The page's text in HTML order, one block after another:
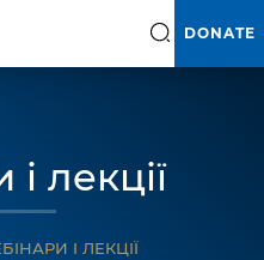
DONATE
лекції
І ЛЕКЦІЇ